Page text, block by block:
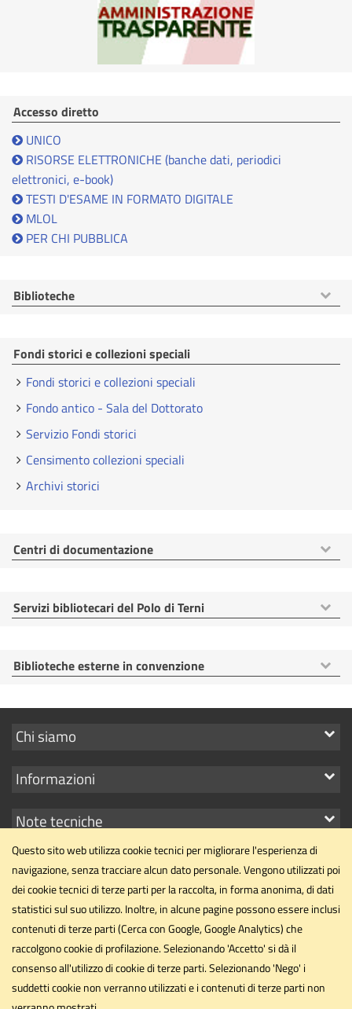
Accesso diretto
UNICO
RISORSE ELETTRONICHE (banche dati, periodici
elettronici, e-book)
TESTI D'ESAME IN FORMATO DIGITALE
MLOL
PER CHI PUBBLICA
Mostra
voci
Biblioteche
Fondi storici e collezioni speciali
Fondi storici e collezioni speciali
Fondo antico - Sala del Dottorato
Servizio Fondi storici
Censimento collezioni speciali
Archivi storici
Mostra
voci
Centri di documentazione
Mostra
voci
Servizi bibliotecari del Polo di Terni
Mostra
voci
Biblioteche esterne in convenzione
Mostra
link
Chi siamo
Mostra
link
Informazioni
Mostra
i
link
Note tecniche
Centro Servizi Bibliotecari
Università degli Studi di Perugia
Palazzo Murena - Piazza dell'Università, 1 - 06100 Perugia
Questo sito web utilizza cookie tecnici per migliorare l'esperienza di
navigazione, senza tracciare alcun dato personale. Vengono utilizzati poi
dei cookie tecnici di terze parti per la raccolta, in forma anonima, di dati
statistici sul suo utilizzo. Inoltre, in alcune pagine possono essere inclusi
contenuti di terze parti (Cerca con Google, Google Analytics) che
raccolgono cookie di profilazione. Selezionando 'Accetto' si dà il
consenso all'utilizzo di cookie di terze parti. Selezionando 'Nego' i
suddetti cookie non verranno utilizzati e i contenuti di terze parti non